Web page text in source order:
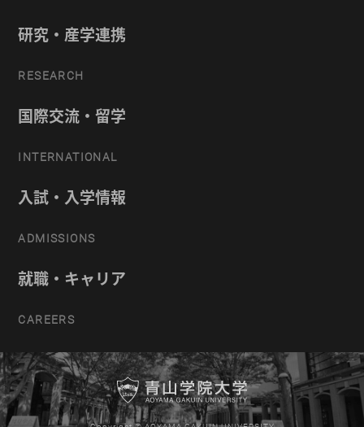
研究・産学連携
RESEARCH
国際交流・留学
INTERNATIONAL
入試・入学情報
ADMISSIONS
就職・キャリア
CAREERS